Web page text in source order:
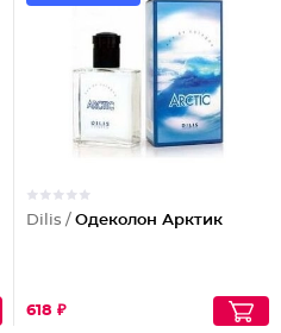
Dilis / Одеколон Арктик
618 ₽